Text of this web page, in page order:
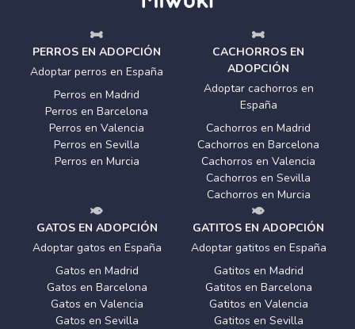
PERROS EN ADOPCIÓN
Adoptar perros en España
Perros en Madrid
Perros en Barcelona
Perros en Valencia
Perros en Sevilla
Perros en Murcia
CACHORROS EN
ADOPCIÓN
Adoptar cachorros en
España
Cachorros en Madrid
Cachorros en Barcelona
Cachorros en Valencia
Cachorros en Sevilla
Cachorros en Murcia
GATOS EN ADOPCIÓN
Adoptar gatos en España
Gatos en Madrid
Gatos en Barcelona
Gatos en Valencia
Gatos en Sevilla
GATITOS EN ADOPCIÓN
Adoptar gatitos en España
Gatitos en Madrid
Gatitos en Barcelona
Gatitos en Valencia
Gatitos en Sevilla